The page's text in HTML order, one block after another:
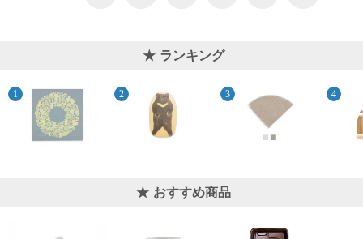
ランキング
おすすめ商品